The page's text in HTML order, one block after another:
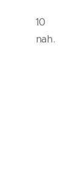
10
nah.